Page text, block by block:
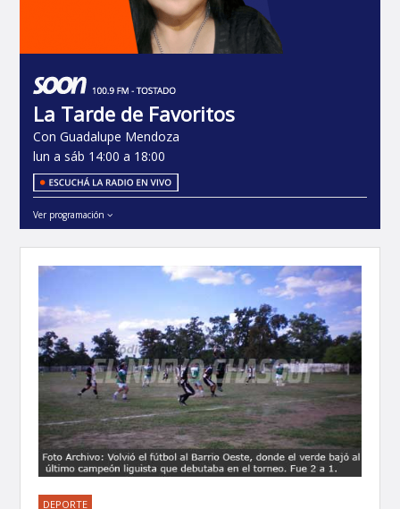
La Tarde de Favoritos
Con Guadalupe Mendoza
lun a sáb 14:00 a 18:00
Ver programación
DEPORTE